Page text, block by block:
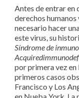
Antes de entrar en
derechos humanos
necesario hacer
este virus, su
Síndrome de
por primera vez en
primeros casos
Francisco y Los